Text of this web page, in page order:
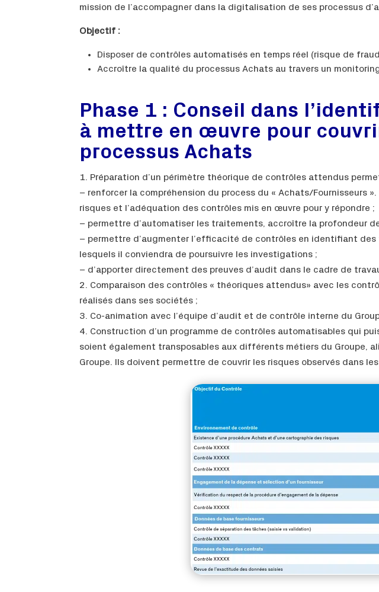
mission de l’accompagner dans la digitalisation de ses processus
Objectif :
Disposer de contrôles automatisés en temps réel (risque de
Accroître la qualité du processus Achats au travers un
Phase 1 : Conseil dans
à mettre en œuvre pour
processus Achats
Préparation d’un périmètre théorique de contrôles attendus
– renforcer la compréhension du process du « Achats/Fournisseurs
risques et l’adéquation des contrôles mis en œuvre pour y répondre ;
– permettre d’automatiser les traitements, accroître la profondeur
– permettre d’augmenter l’efficacité de contrôles en identifiant
lesquels il conviendra de poursuivre les investigations ;
– d’apporter directement des preuves d’audit dans le cadre de
Comparaison des contrôles « théoriques attendus» avec les
réalisés dans ses sociétés ;
Co-animation avec l’équipe d’audit et de contrôle interne du
Construction d’un programme de contrôles automatisables qui
soient également transposables aux différents métiers du Groupe,
Groupe. Ils doivent permettre de couvrir les risques observés dans